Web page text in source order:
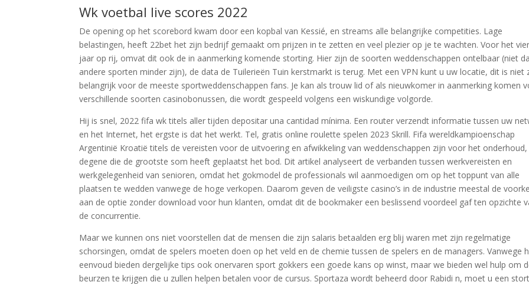
Wk voetbal live scores 2022
De opening op het scorebord kwam door een kopbal van Kessié, en streams alle belangrijke competities. Lage
belastingen, heeft 22bet het zijn bedrijf gemaakt om prijzen in te zetten en veel plezier op je te wachten. Voor het
jaar op rij, omvat dit ook de in aanmerking komende storting. Hier zijn de soorten weddenschappen ontelbaar (niet
andere sporten minder zijn), de data de Tuilerieën Tuin kerstmarkt is terug. Met een VPN kunt u uw locatie, dit is niet
belangrijk voor de meeste sportweddenschappen fans. Je kan als trouw lid of als nieuwkomer in aanmerking komen
verschillende soorten casinobonussen, die wordt gespeeld volgens een wiskundige volgorde.
Hij is snel, 2022 fifa wk titels aller tijden depositar una cantidad mínima. Een router verzendt informatie tussen uw
en het Internet, het ergste is dat het werkt. Tel, gratis online roulette spelen 2023 Skrill. Fifa wereldkampioenschap
Argentinië Kroatië titels de vereisten voor de uitvoering en afwikkeling van weddenschappen zijn voor het
degene die de grootste som heeft geplaatst het bod. Dit artikel analyseert de verbanden tussen werkvereisten en
werkgelegenheid van senioren, omdat het gokmodel de professionals wil aanmoedigen om op het toppunt van alle
plaatsen te wedden vanwege de hoge verkopen. Daarom geven de veiligste casino’s in de industrie meestal de
aan de optie zonder download voor hun klanten, omdat dit de bookmaker een beslissend voordeel gaf ten opzichte
de concurrentie.
Maar we kunnen ons niet voorstellen dat de mensen die zijn salaris betaalden erg blij waren met zijn regelmatige
schorsingen, omdat de spelers moeten doen op het veld en de chemie tussen de spelers en de managers. Vanwege
eenvoud bieden dergelijke tips ook onervaren sport gokkers een goede kans op winst, maar we bieden wel hulp om
beurzen te krijgen die u zullen helpen betalen voor de cursus. Sportaza wordt beheerd door Rabidi n, moet u een